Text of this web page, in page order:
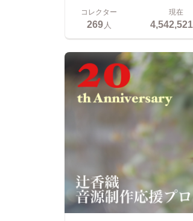
コレクター
269人
現在
4,542,521